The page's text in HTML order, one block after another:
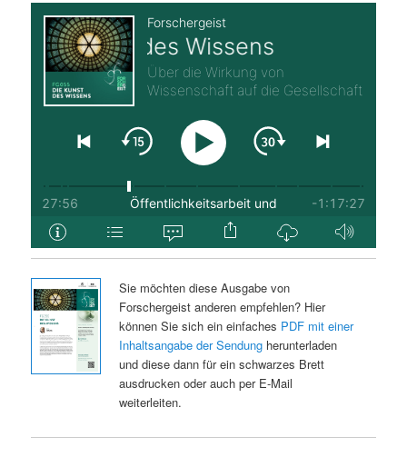
n
Sie möchten diese Ausgabe von
Forschergeist anderen empfehlen? Hier
können Sie sich ein einfaches PDF mit einer
Inhaltsangabe der Sendungherunterladen
und diese dann für ein schwarzes Brett
ausdrucken oder auch per E-Mail
weiterleiten.